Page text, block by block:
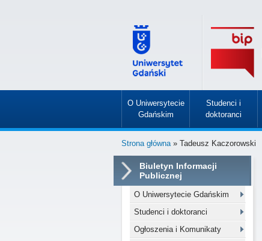
O Uniwersytecie
Gdańskim
»
Studenci i
doktoranci
»
Strona główna» Tadeusz Kaczorowski
Biuletyn Informacji
Publicznej
O Uniwersytecie Gdańskim
Studenci i doktoranci
Ogłoszenia i Komunikaty